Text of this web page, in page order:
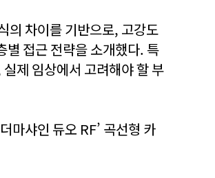
의 차이를 기반으로, 고강도
접근 전략을 소개했다. 특
제 임상에서 고려해야 할 부
마샤인 듀오 RF’ 곡선형 카